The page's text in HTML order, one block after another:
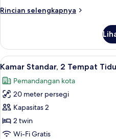
Tidur
Rincian selengkapnya
Rincian
Kamar
Standar,
1
Tidur
Double
Lihat
semua
foto
untuk
Kamar
Standar,
2
27
Kamar Standar, 2 Tempat
Pemandangan kota
20 meter persegi
Kapasitas 2
2 twin
Wi-Fi Gratis